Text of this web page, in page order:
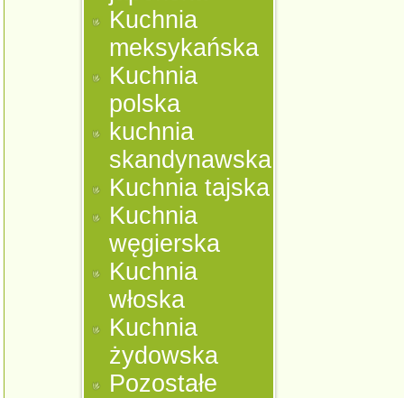
Kuchnia
meksykańska
Kuchnia
polska
kuchnia
skandynawska
Kuchnia tajska
Kuchnia
węgierska
Kuchnia
włoska
Kuchnia
żydowska
Pozostałe